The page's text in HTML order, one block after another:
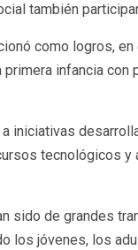
también
como logros,
primera infancia
iniciativas
tecnológicos
sido de grandes
los jóvenes, los